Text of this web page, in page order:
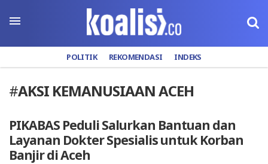
POLITIK REKOMENDASI INDEKS
#AKSI KEMANUSIAAN ACEH
PIKABAS Peduli Salurkan Bantuan dan
Layanan Dokter Spesialis untuk Korban
Banjir di Aceh